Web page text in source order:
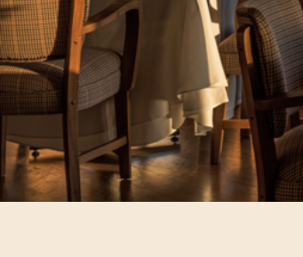
WHAT'S COOKING
CORRIERE
HISTORIA
SOSTENIBILIDAD
CONTACTO